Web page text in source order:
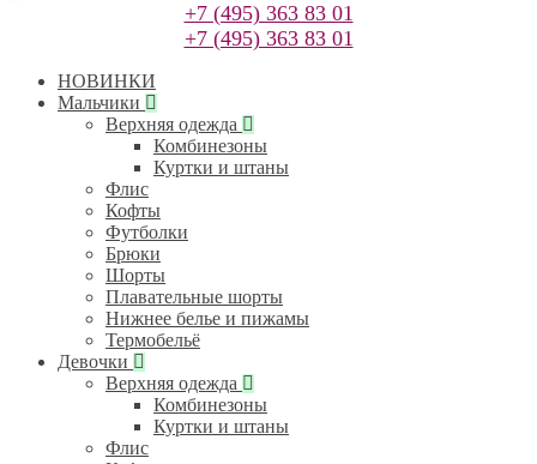
+7 (495) 363 83 01
+7 (495) 363 83 01
НОВИНКИ
Мальчики
Верхняя одежда
Комбинезоны
Куртки и штаны
Флис
Кофты
Футболки
Брюки
Шорты
Плавательные шорты
Нижнее белье и пижамы
Термобельё
Девочки
Верхняя одежда
Комбинезоны
Куртки и штаны
Флис